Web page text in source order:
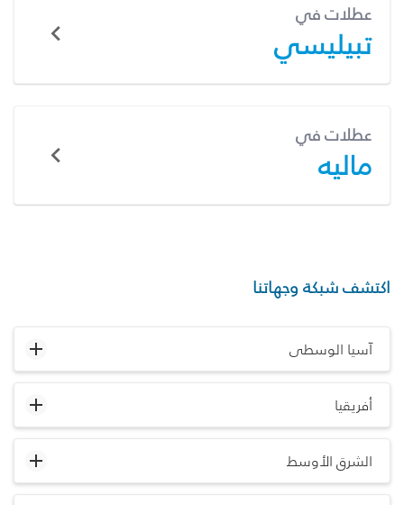
عطلات في
تبيليسي
عطلات في
ماليه
اكتشف شبكة وجهاتنا
آسيا الوسطى
أفريقيا
الشرق الأوسط